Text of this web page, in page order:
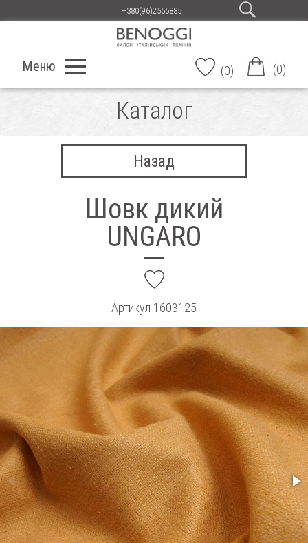
+380(96)2555885
Меню (0) (0)
Каталог
Назад
Шовк дикий
UNGARO
Артикул 1603125